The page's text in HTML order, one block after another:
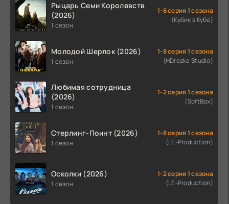
Рыцарь Семи Королевств
(2026)
1 сезон
1-6 серия 1 сезона
(Кубик в Кубе)
Молодой Шерлок (2026)
1 сезон
1-8 серия 1 сезона
(HDrezka Studio)
Любимая сотрудница
(2026)
1 сезон
1-2 серия 1 сезона
(SoftBox)
Стерлинг-Поинт (2026)
1 сезон
1-8 серия 1 сезона
(LE-Production)
Осколки (2026)
1 сезон
1-2 серия 1 сезона
(LE-Production)